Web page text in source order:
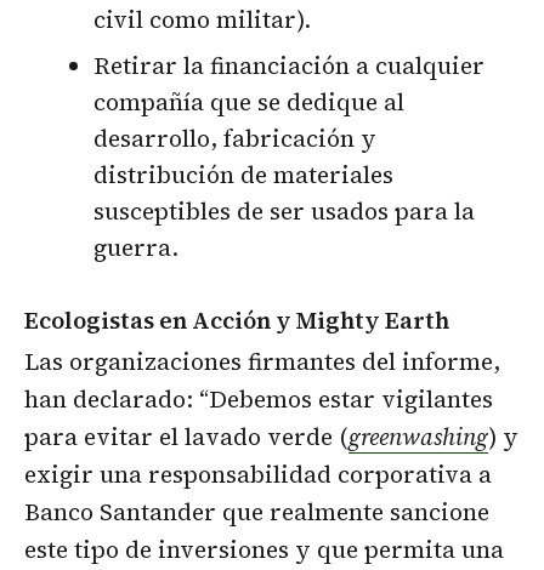
civil como militar).
Retirar la financiación a cualquier
compañía que se dedique al
desarrollo, fabricación y
distribución de materiales
susceptibles de ser usados para la
guerra.
Ecologistas en Acción y Mighty Earth
Las organizaciones firmantes del informe,
han declarado: “Debemos estar vigilantes
para evitar el lavado verde (greenwashing) y
exigir una responsabilidad corporativa a
Banco Santander que realmente sancione
este tipo de inversiones y que permita una